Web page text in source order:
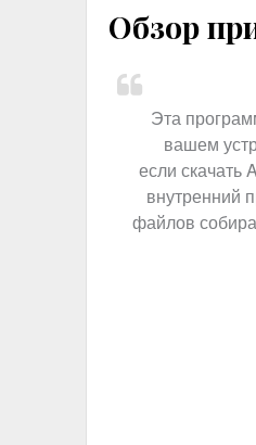
Обзор
Эта
вашем
если скачать
внутренний
файлов